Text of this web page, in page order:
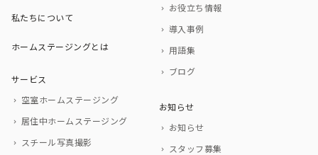
私たちについて
ホームステージングとは
サービス
空室ホームステージング
居住中ホームステージング
スチール写真撮影
お役立ち情報
導入事例
用語集
ブログ
お知らせ
お知らせ
スタッフ募集